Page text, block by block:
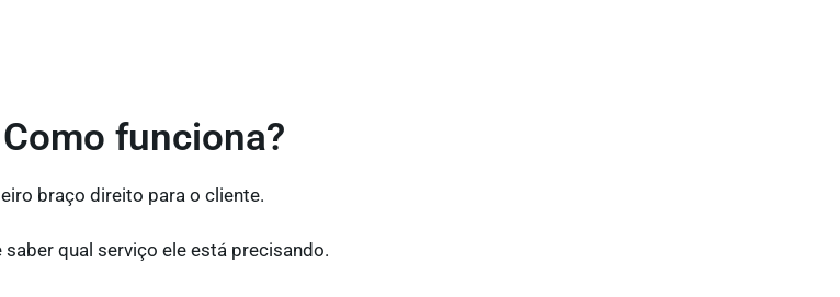
funciona?
braço direito para o cliente.
qual serviço ele está precisando.